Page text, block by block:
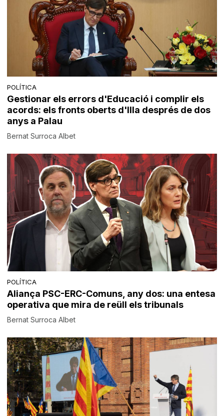
POLÍTICA
Gestionar els errors d'Educació i complir els
acords: els fronts oberts d'Illa després de dos
anys a Palau
Bernat Surroca Albet
POLÍTICA
Aliança PSC-ERC-Comuns, any dos: una entesa
operativa que mira de reüll els tribunals
Bernat Surroca Albet